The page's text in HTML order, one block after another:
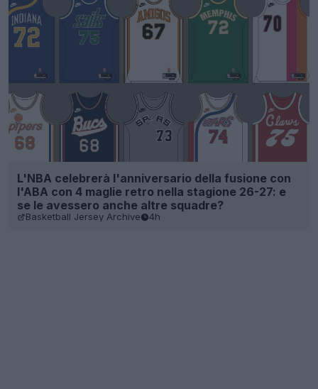
L'NBA celebrerà l'anniversario della fusione con
l'ABA con 4 maglie retro nella stagione 26-27: e
se le avessero anche altre squadre?
Basketball Jersey Archive 4h